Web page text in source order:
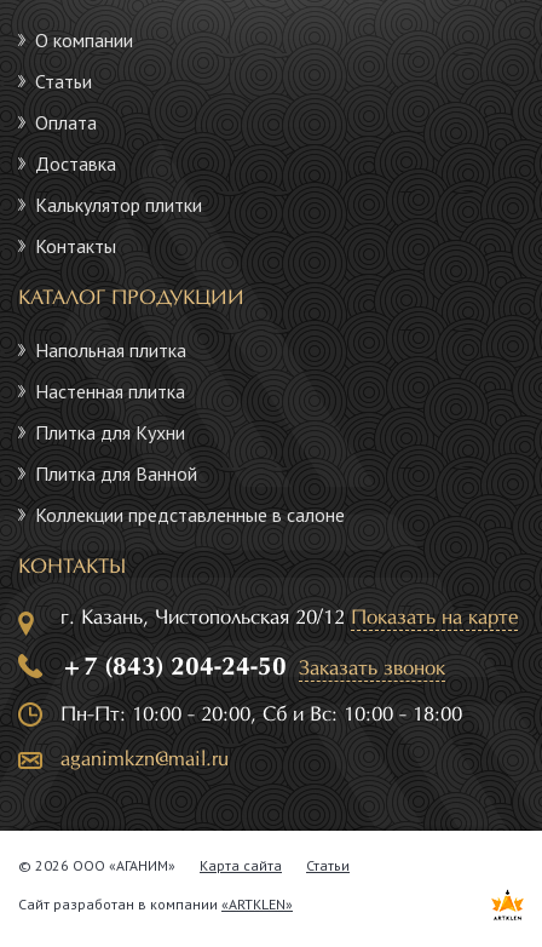
О компании
Статьи
Оплата
Доставка
Калькулятор плитки
Контакты
КАТАЛОГ ПРОДУКЦИИ
Напольная плитка
Настенная плитка
Плитка для Кухни
Плитка для Ванной
Коллекции представленные в салоне
КОНТАКТЫ
г. Казань, Чистопольская 20/12 Показать на карте
+7 (843) 204-24-50 Заказать звонок
Пн-Пт: 10:00 - 20:00, Сб и Вс: 10:00 - 18:00
aganimkzn@mail.ru
© 2026 ООО «АГАНИМ» Карта сайта Статьи
Сайт разработан в компании «ARTKLEN»